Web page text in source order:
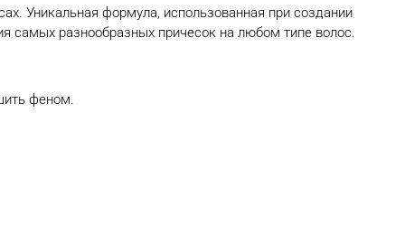
Уникальная формула, использованная при создании
самых разнообразных причесок на любом типе волос.
феном.